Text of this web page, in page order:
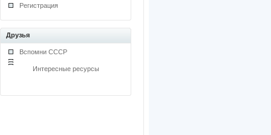
Регистрация
Друзья
Вспомни СССР
Интересные ресурсы